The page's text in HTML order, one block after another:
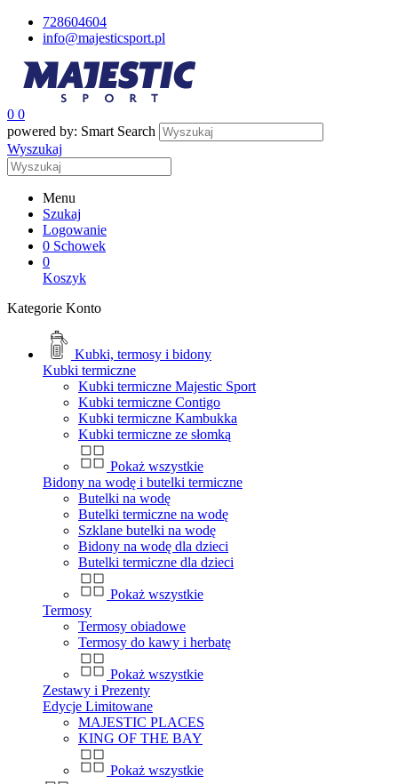
728604604
info@majesticsport.pl
0 0
powered by: Smart Search
Wyszukaj
Menu
Szukaj
Logowanie
0 Schowek
0
Koszyk
Kategorie Konto
Kubki, termosy i bidony
Kubki termiczne
Kubki termiczne Majestic Sport
Kubki termiczne Contigo
Kubki termiczne Kambukka
Kubki termiczne ze słomką
Pokaż wszystkie
Bidony na wodę i butelki termiczne
Butelki na wodę
Butelki termiczne na wodę
Szklane butelki na wodę
Bidony na wodę dla dzieci
Butelki termiczne dla dzieci
Pokaż wszystkie
Termosy
Termosy obiadowe
Termosy do kawy i herbatę
Pokaż wszystkie
Zestawy i Prezenty
Edycje Limitowane
MAJESTIC PLACES
KING OF THE BAY
Pokaż wszystkie